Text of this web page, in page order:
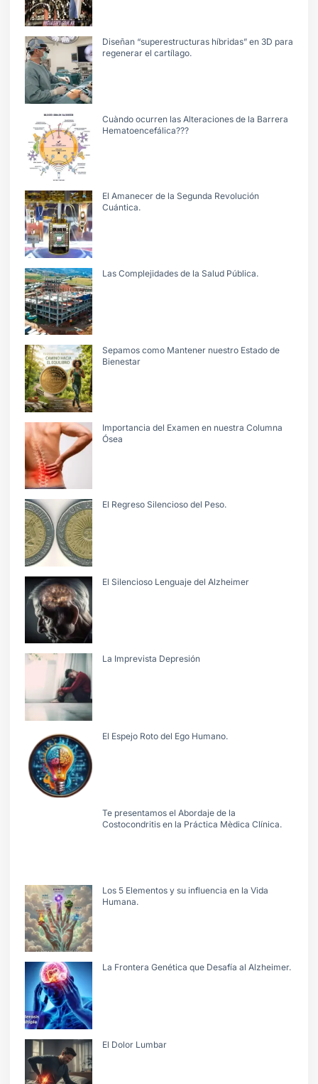
Diseñan “superestructuras híbridas” en 3D para
regenerar el cartílago.
Cuàndo ocurren las Alteraciones de la Barrera
Hematoencefálica???
El Amanecer de la Segunda Revolución
Cuántica.
Las Complejidades de la Salud Pública.
Sepamos como Mantener nuestro Estado de
Bienestar
Importancia del Examen en nuestra Columna
Ósea
El Regreso Silencioso del Peso.
El Silencioso Lenguaje del Alzheimer
La Imprevista Depresión
El Espejo Roto del Ego Humano.
Te presentamos el Abordaje de la
Costocondritis en la Práctica Mèdica Clínica.
Los 5 Elementos y su influencia en la Vida
Humana.
La Frontera Genética que Desafía al Alzheimer.
El Dolor Lumbar